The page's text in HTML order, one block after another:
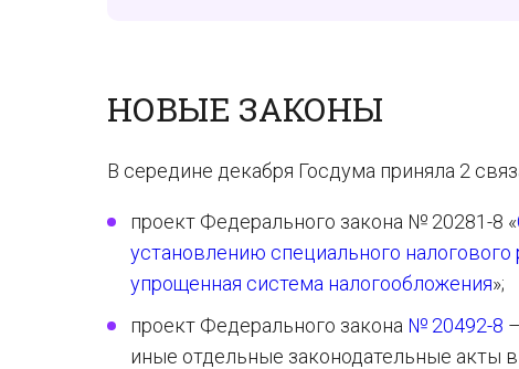
НОВЫЕ ЗАКОНЫ
В середине декабря Госдума приняла 2
проект Федерального закона № 20281-8 «
установлению специального
упрощенная система налогообложения»;
проект Федерального закона № 20492-8
иные отдельные законодательные акты